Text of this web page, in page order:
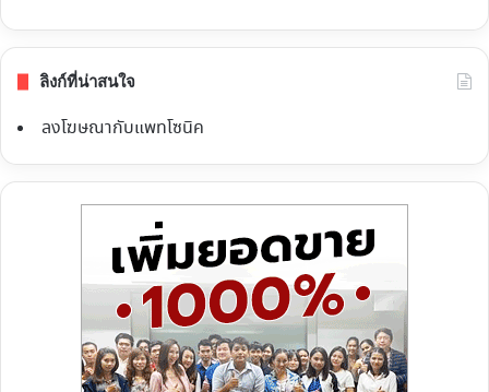
ลิงก์ที่น่าสนใจ
ลงโฆษณากับแพทโซนิค